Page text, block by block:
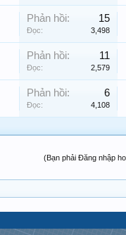
Phản hồi: 15
Đọc: 3,498
Phản hồi: 11
Đọc: 2,579
Phản hồi: 6
Đọc: 4,108
(Bạn phải Đăng nhập